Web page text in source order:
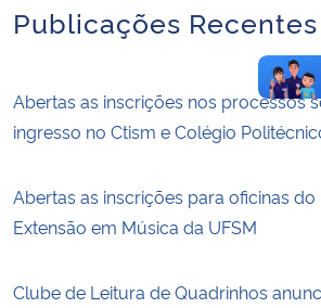
Publicações Recentes
Abertas as inscrições nos processos
ingresso no Ctism e Colégio
Abertas as inscrições para oficinas
Extensão em Música da UFSM
Clube de Leitura de Quadrinhos